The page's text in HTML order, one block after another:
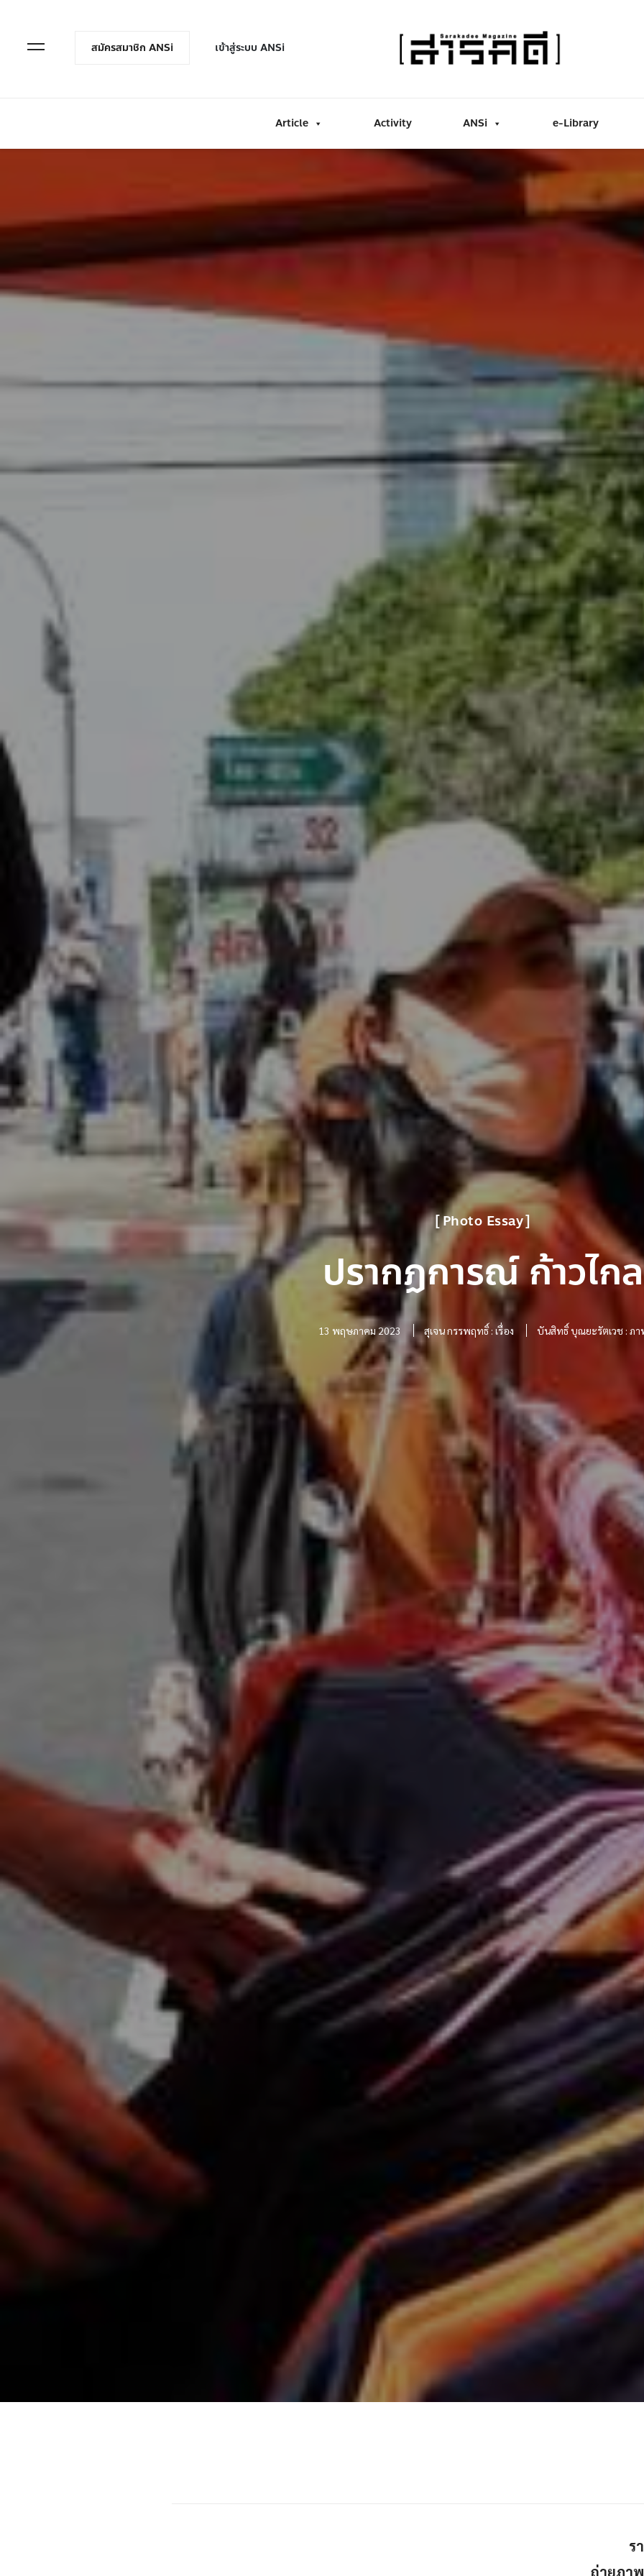
Open Menuสมัครสมาชิก ANSi เข้าสู่ระบบ ANSi
Article Activity ANSi e-Library
Photo Essay
ปรากฏการณ์ ก้าวไกล
13 พฤษภาคม 2023 สุเจน กรรพฤทธิ์ : เรื่อง บันสิทธิ์ บุณยะรัตเวช : ภ
ร
ถ่ายภา